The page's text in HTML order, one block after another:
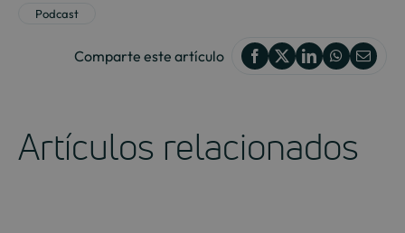
Podcast
Comparte este artículo
Artículos relacionados